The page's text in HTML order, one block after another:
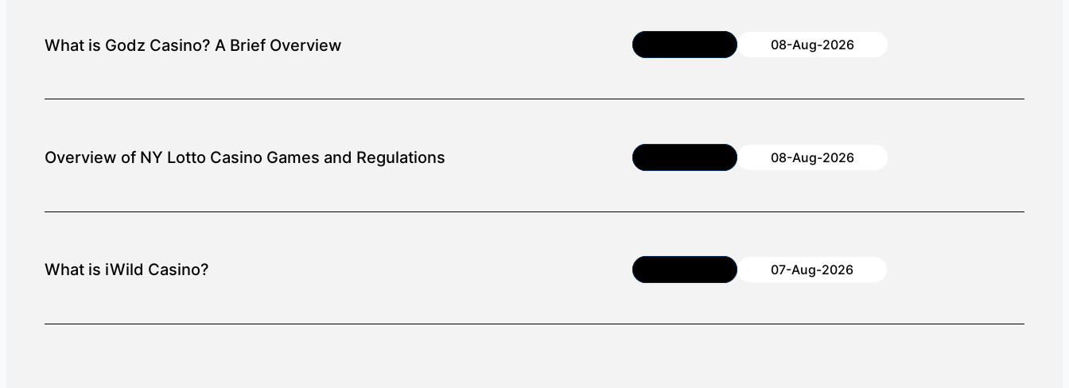
What is Godz Casino? A Brief Overview 08-Aug-2026
Overview of NY Lotto Casino Games and Regulations 08-Aug-2026
What is iWild Casino? 07-Aug-2026